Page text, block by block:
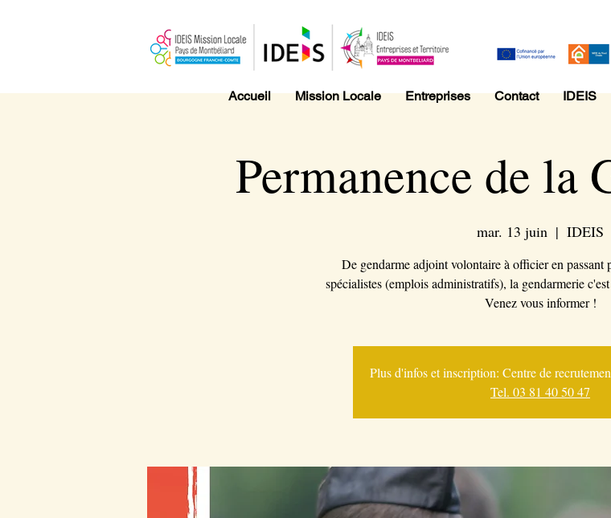
Permanence de la
mar. 13 juin
  |
IDEIS
De gendarme adjoint volontaire à officier en passant
spécialistes (emplois administratifs), la gendarmerie
Venez vous informer !
Plus d'infos et inscription: Centre de
Tel. 03 81 40 50 47
Accueil Mission Locale Entreprises Contact IDEIS